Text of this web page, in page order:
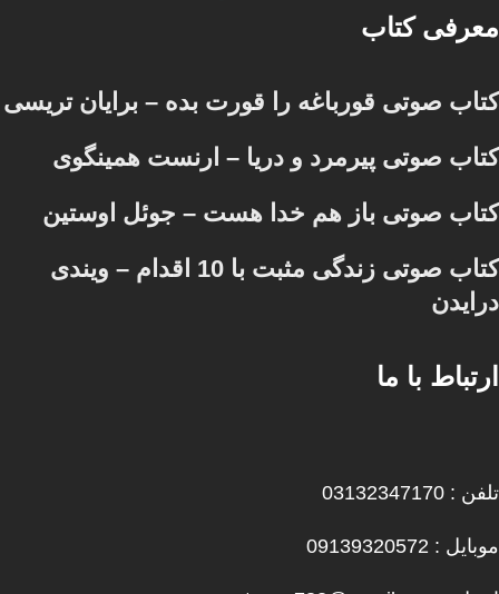
معرفی کتاب
کتاب صوتی قورباغه را قورت بده – برایان تریسی
کتاب صوتی پیرمرد و دریا – ارنست همینگوی
کتاب صوتی باز هم خدا هست – جوئل اوستین
کتاب صوتی زندگی مثبت با 10 اقدام – ویندی
درایدن
ارتباط با ما
تلفن : 03132347170
موبایل : 09139320572